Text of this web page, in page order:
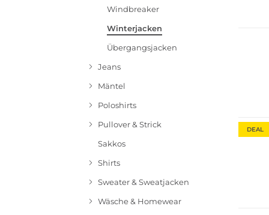
Windbreaker
Winterjacken
Übergangsjacken
Jeans
Mäntel
Poloshirts
Pullover & Strick
Sakkos
Shirts
Sweater & Sweatjacken
Wäsche & Homewear
DEAL